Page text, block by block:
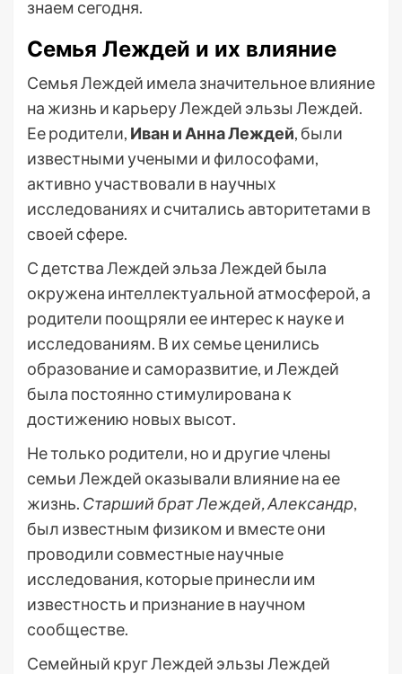
знаем сегодня.
Семья Леждей и их влияние
Семья Леждей имела значительное влияние
на жизнь и карьеру Леждей эльзы Леждей.
Ее родители, Иван и Анна Леждей, были
известными учеными и философами,
активно участвовали в научных
исследованиях и считались авторитетами в
своей сфере.
С детства Леждей эльза Леждей была
окружена интеллектуальной атмосферой, а
родители поощряли ее интерес к науке и
исследованиям. В их семье ценились
образование и саморазвитие, и Леждей
была постоянно стимулирована к
достижению новых высот.
Не только родители, но и другие члены
семьи Леждей оказывали влияние на ее
жизнь. Старший брат Леждей, Александр,
был известным физиком и вместе они
проводили совместные научные
исследования, которые принесли им
известность и признание в научном
сообществе.
Семейный круг Леждей эльзы Леждей